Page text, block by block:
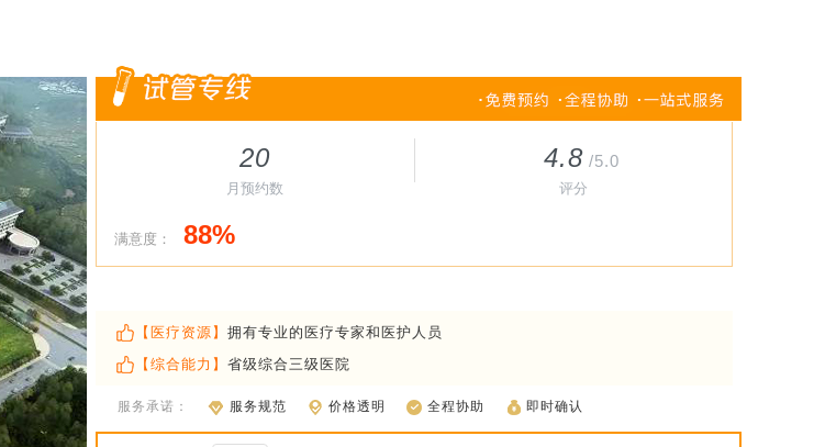
20
月预约数
4.8 /5.0
评分
满意度： 88%
【医疗资源】 拥有专业的医疗专家和医护人员
【综合能力】 省级综合三级医院
服务承诺： 服务规范 价格透明 全程协助 即时确认